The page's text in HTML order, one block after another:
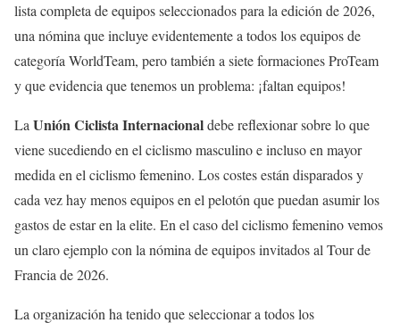
lista completa de equipos seleccionados para la edición de 2026,
una nómina que incluye evidentemente a todos los equipos de
categoría WorldTeam, pero también a siete formaciones ProTeam
y que evidencia que tenemos un problema: ¡faltan equipos!
La Unión Ciclista Internacionaldebe reflexionar sobre lo que
viene sucediendo en el ciclismo masculino e incluso en mayor
medida en el ciclismo femenino. Los costes están disparados y
cada vez hay menos equipos en el pelotón que puedan asumir los
gastos de estar en la elite. En el caso del ciclismo femenino vemos
un claro ejemplo con la nómina de equipos invitados al Tour de
Francia de 2026.
La organización ha tenido que seleccionar a todos los